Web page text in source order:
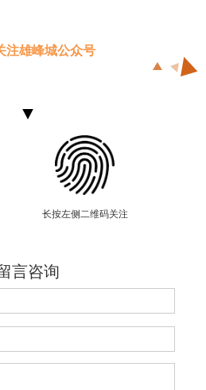
注雄峰城公众号
长按左侧二维码关注
言咨询